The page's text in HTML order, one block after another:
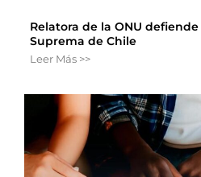
Relatora de la ONU
Suprema de Chile
Leer Más >>